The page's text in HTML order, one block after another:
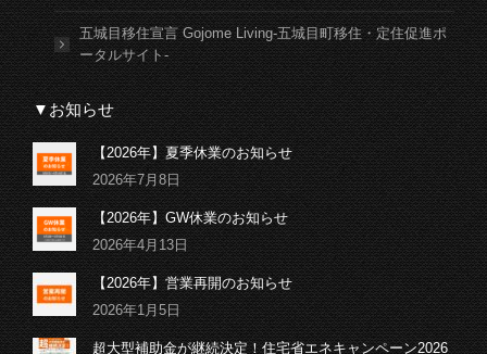
五城目移住宣言 Gojome Living-五城目町移住・定住促進ポ
ータルサイト-
▼お知らせ
【2026年】夏季休業のお知らせ
2026年7月8日
【2026年】GW休業のお知らせ
2026年4月13日
【2026年】営業再開のお知らせ
2026年1月5日
超大型補助金が継続決定！住宅省エネキャンペーン2026